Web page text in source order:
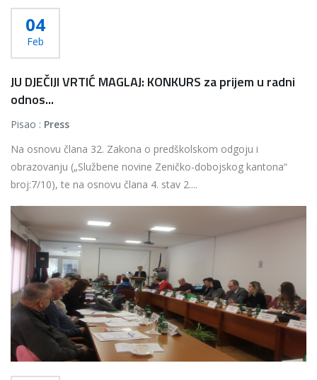
04
Feb
JU DJEČIJI VRTIĆ MAGLAJ: KONKURS za prijem u radni
odnos...
Pisao : Press
Na osnovu člana 32. Zakona o predškolskom odgoju i
obrazovanju („Službene novine Zeničko-dobojskog kantona“
broj:7/10), te na osnovu člana 4. stav 2....
Više...